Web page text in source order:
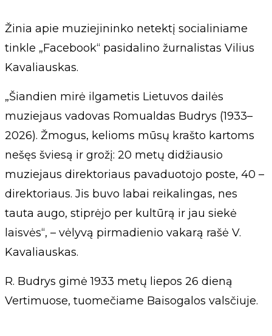
Žinia apie muziejininko netektį socialiniame
tinkle „Facebook“ pasidalino žurnalistas Vilius
Kavaliauskas.
„Šiandien mirė ilgametis Lietuvos dailės
muziejaus vadovas Romualdas Budrys (1933–
2026). Žmogus, kelioms mūsų krašto kartoms
nešęs šviesą ir grožį: 20 metų didžiausio
muziejaus direktoriaus pavaduotojo poste, 40 –
direktoriaus. Jis buvo labai reikalingas, nes
tauta augo, stiprėjo per kultūrą ir jau siekė
laisvės“, – vėlyvą pirmadienio vakarą rašė V.
Kavaliauskas.
R. Budrys gimė 1933 metų liepos 26 dieną
Vertimuose, tuomečiame Baisogalos valsčiuje.